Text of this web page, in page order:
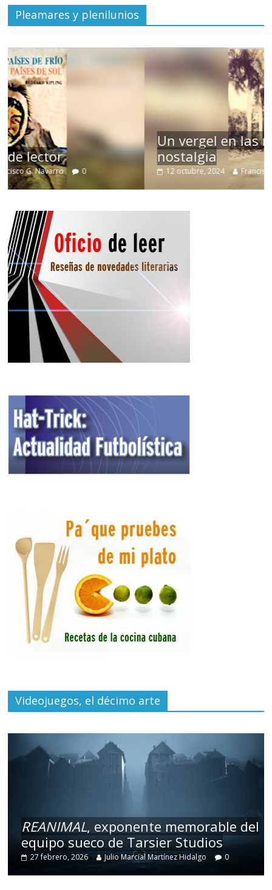
Pleamares y plenilunios
Un vergel en las nieblas de la
nostalgia
12 octubre, 2024 Francisco G. Navarro 0
Videojuegos, el décimo arte
REANIMAL, exponente memorable del
equipo sueco de Tarsier Studios
27 febrero, 2026 Julio Marcial Martínez Hidalgo 0